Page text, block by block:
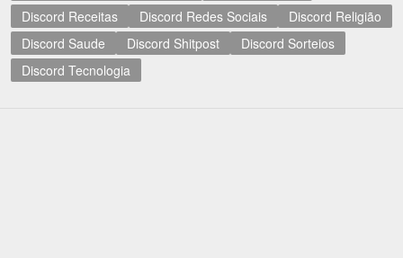
Discord Receitas
Discord Redes Sociais
Discord Religião
Discord Saude
Discord Shitpost
Discord Sorteios
Discord Tecnologia